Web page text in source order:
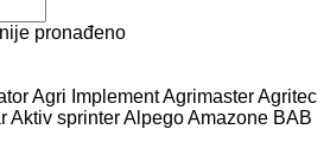
pronađeno
Agri ImplementAgrimasterAgritec
Aktiv sprinterAlpegoAmazone BAB